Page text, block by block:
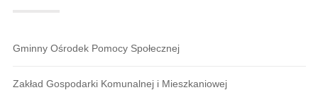
Gminny Ośrodek Pomocy Społecznej
Zakład Gospodarki Komunalnej i Mieszkaniowej